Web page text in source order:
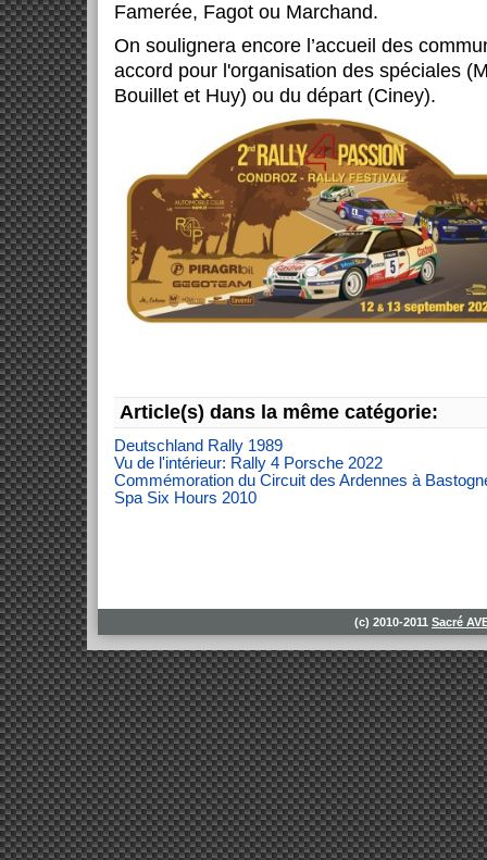
Famerée, Fagot ou Marchand.
On soulignera encore l’accueil des
accord pour l'organisation des spéciales
Bouillet et Huy) ou du départ (Ciney).
Article(s) dans la même catégorie:
Deutschland Rally 1989
Vu de l'intérieur: Rally 4 Porsche 2022
Commémoration du Circuit des Ardennes à
Spa Six Hours 2010
(c) 2010-2011 Sacré